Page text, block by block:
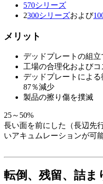
570シリーズ
2300シリーズおよび
メリット
デッドプレートの組
工場の合理化および
デッドプレートによ
87％減少
製品の擦り傷を撲滅
25～50%
長い面を前にした（長辺先
いアキュムレーションが可
転倒、残留、詰